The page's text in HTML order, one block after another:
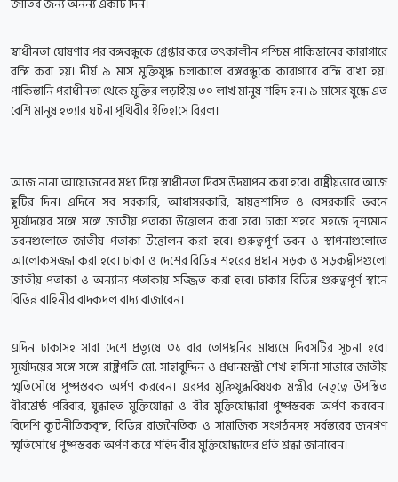
জাতির জন্য অনন্য একটি দিন।
স্বাধীনতা ঘোষণার পর বঙ্গবন্ধুকে গ্রেপ্তার করে তৎকালীন পশ্চিম পাকিস্তানের কারাগারে
বন্দি করা হয়। দীর্ঘ ৯ মাস মুক্তিযুদ্ধ চলাকালে বঙ্গবন্ধুকে কারাগারে বন্দি রাখা হয়।
পাকিস্তানি পরাধীনতা থেকে মুক্তির লড়াইয়ে ৩০ লাখ মানুষ শহিদ হন। ৯ মাসের যুদ্ধে এত
বেশি মানুষ হত্যার ঘটনা পৃথিবীর ইতিহাসে বিরল।
আজ নানা আয়োজনের মধ্য দিয়ে স্বাধীনতা দিবস উদযাপন করা হবে। রাষ্ট্রীয়ভাবে আজ
ছুটির দিন। এদিনে সব সরকারি, আধাসরকারি, স্বায়ত্তশাসিত ও বেসরকারি ভবনে
সূর্যোদয়ের সঙ্গে সঙ্গে জাতীয় পতাকা উত্তোলন করা হবে। ঢাকা শহরে সহজে দৃশ্যমান
ভবনগুলোতে জাতীয় পতাকা উত্তোলন করা হবে। গুরুত্বপূর্ণ ভবন ও স্থাপনাগুলোতে
আলোকসজ্জা করা হবে। ঢাকা ও দেশের বিভিন্ন শহরের প্রধান সড়ক ও সড়কদ্বীপগুলো
জাতীয় পতাকা ও অন্যান্য পতাকায় সজ্জিত করা হবে। ঢাকার বিভিন্ন গুরুত্বপূর্ণ স্থানে
বিভিন্ন বাহিনীর বাদকদল বাদ্য বাজাবেন।
এদিন ঢাকাসহ সারা দেশে প্রত্যুষে ৩১ বার তোপধ্বনির মাধ্যমে দিবসটির সূচনা হবে।
সূর্যোদয়ের সঙ্গে সঙ্গে রাষ্ট্রপতি মো. সাহাবুদ্দিন ও প্রধানমন্ত্রী শেখ হাসিনা সাভারে জাতীয়
স্মৃতিসৌধে পুষ্পস্তবক অর্পণ করবেন। এরপর মুক্তিযুদ্ধবিষয়ক মন্ত্রীর নেতৃত্বে উপস্থিত
বীরশ্রেষ্ঠ পরিবার, যুদ্ধাহত মুক্তিযোদ্ধা ও বীর মুক্তিযোদ্ধারা পুষ্পস্তবক অর্পণ করবেন।
বিদেশি কূটনীতিকবৃন্দ, বিভিন্ন রাজনৈতিক ও সামাজিক সংগঠনসহ সর্বস্তরের জনগণ
স্মৃতিসৌধে পুষ্পস্তবক অর্পণ করে শহিদ বীর মুক্তিযোদ্ধাদের প্রতি শ্রদ্ধা জানাবেন।